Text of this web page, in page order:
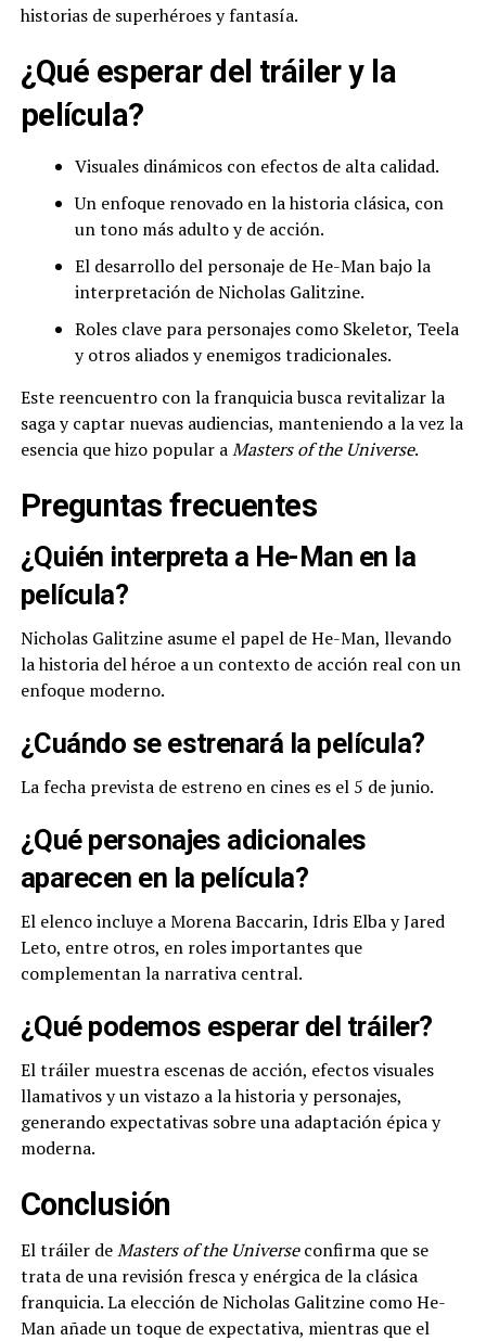
historias de superhéroes y fantasía.
¿Qué esperar del tráiler y la
película?
Visuales dinámicos con efectos de alta calidad.
Un enfoque renovado en la historia clásica, con
un tono más adulto y de acción.
El desarrollo del personaje de He-Man bajo la
interpretación de Nicholas Galitzine.
Roles clave para personajes como Skeletor, Teela
y otros aliados y enemigos tradicionales.
Este reencuentro con la franquicia busca revitalizar la
saga y captar nuevas audiencias, manteniendo a la vez la
esencia que hizo popular aMasters of the Universe.
Preguntas frecuentes
¿Quién interpreta a He-Man en la
película?
Nicholas Galitzine asume el papel de He-Man, llevando
la historia del héroe a un contexto de acción real con un
enfoque moderno.
¿Cuándo se estrenará la película?
La fecha prevista de estreno en cines es el 5 de junio.
¿Qué personajes adicionales
aparecen en la película?
El elenco incluye a Morena Baccarin, Idris Elba y Jared
Leto, entre otros, en roles importantes que
complementan la narrativa central.
¿Qué podemos esperar del tráiler?
El tráiler muestra escenas de acción, efectos visuales
llamativos y un vistazo a la historia y personajes,
generando expectativas sobre una adaptación épica y
moderna.
Conclusión
El tráiler deMasters of the Universeconfirma que se
trata de una revisión fresca y enérgica de la clásica
franquicia. La elección de Nicholas Galitzine como He-
Man añade un toque de expectativa, mientras que el